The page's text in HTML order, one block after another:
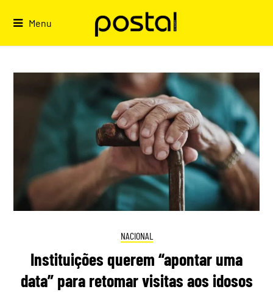
Menu
NACIONAL
Instituições querem “apontar uma
data” para retomar visitas aos idosos